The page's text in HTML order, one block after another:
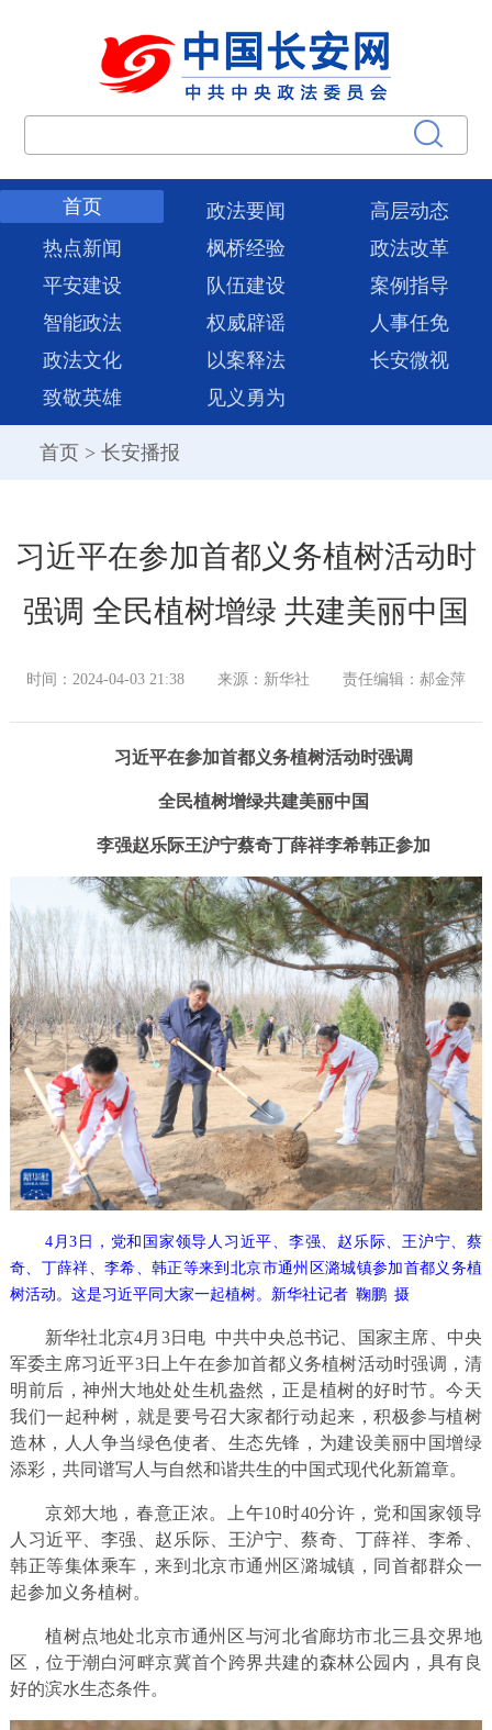
首页 政法要闻
高层动态
热点新闻
枫桥经验
政法改革
平安建设
队伍建设
案例指导
智能政法
权威辟谣
人事任免
政法文化
以案释法
长安微视
致敬英雄
见义勇为
首页 > 长安播报
习近平在参加首都义务植树活动时
强调 全民植树增绿 共建美丽中国
时间：2024-04-03 21:38 来源：新华社 责任编辑：郝金萍
习近平在参加首都义务植树活动时强调
全民植树增绿共建美丽中国
李强赵乐际王沪宁蔡奇丁薛祥李希韩正参加
4月3日，党和国家领导人习近平、李强、赵乐际、王沪宁、蔡
奇、丁薛祥、李希、韩正等来到北京市通州区潞城镇参加首都义务植
树活动。这是习近平同大家一起植树。新华社记者 鞠鹏 摄
新华社北京4月3日电 中共中央总书记、国家主席、中央
军委主席习近平3日上午在参加首都义务植树活动时强调，清
明前后，神州大地处处生机盎然，正是植树的好时节。今天
我们一起种树，就是要号召大家都行动起来，积极参与植树
造林，人人争当绿色使者、生态先锋，为建设美丽中国增绿
添彩，共同谱写人与自然和谐共生的中国式现代化新篇章。
京郊大地，春意正浓。上午10时40分许，党和国家领导
人习近平、李强、赵乐际、王沪宁、蔡奇、丁薛祥、李希、
韩正等集体乘车，来到北京市通州区潞城镇，同首都群众一
起参加义务植树。
植树点地处北京市通州区与河北省廊坊市北三县交界地
区，位于潮白河畔京冀首个跨界共建的森林公园内，具有良
好的滨水生态条件。